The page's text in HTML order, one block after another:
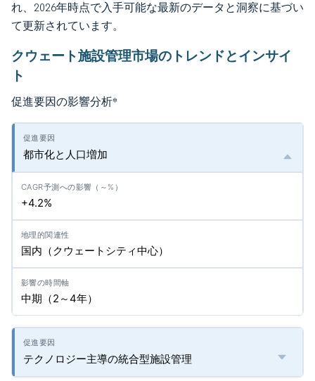
れ、2026年時点で入手可能な最新のデータと洞察に基づい
て更新されています。
クウェート施設管理市場のトレンドとインサイ
ト
促進要因の影響分析*
都市化と人口増加
+4.2%
国内（クウェートシティ中心）
中期（2～4年）
テクノロジー主導の統合型施設管理